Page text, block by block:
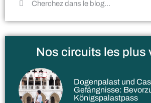
Nos circuits les plus
Dogenpalast und
Gefängnisse:
Königspalastpass